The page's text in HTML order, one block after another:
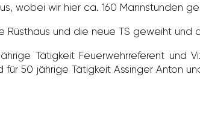
wobei wir hier ca. 160 Mann­stunden
und die neue TS geweiht und
Tätig­keit Feuer­wehr­re­fe­rent und
für 50 jährige Tätig­keit Assinger Anton